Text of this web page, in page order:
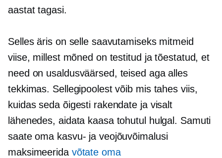
aastat tagasi.
Selles äris on selle saavutamiseks mitmeid
viise, millest mõned on testitud ja tõestatud, et
need on usaldusväärsed, teised aga alles
tekkimas. Sellegipoolest võib mis tahes viis,
kuidas seda õigesti rakendate ja visalt
lähenedes, aidata kaasa tohutul hulgal. Samuti
saate oma kasvu- ja veojõuvõimalusi
maksimeerida võtate oma